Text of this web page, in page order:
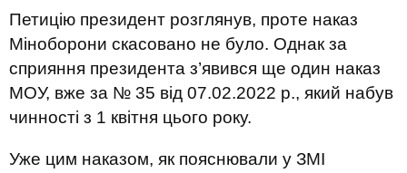
Петицію президент розглянув, проте наказ
Міноборони скасовано не було. Однак за
сприяння президента з’явився ще один наказ
МОУ, вже за № 35 від 07.02.2022 р., який набув
чинності з 1 квітня цього року.
Уже цим наказом, як пояснювали у ЗМІ